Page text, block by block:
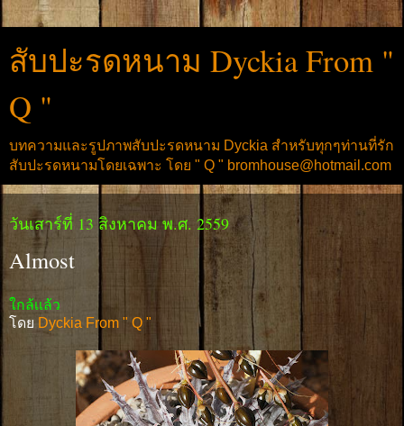
สับปะรดหนาม Dyckia From "
Q "
บทความและรูปภาพสับปะรดหนาม Dyckia สำหรับทุกๆท่านที่รัก
สับปะรดหนามโดยเฉพาะ โดย " Q " bromhouse@hotmail.com
วันเสาร์ที่ 13 สิงหาคม พ.ศ. 2559
Almost
ใกล้เเล้ว
โดย Dyckia From " Q "